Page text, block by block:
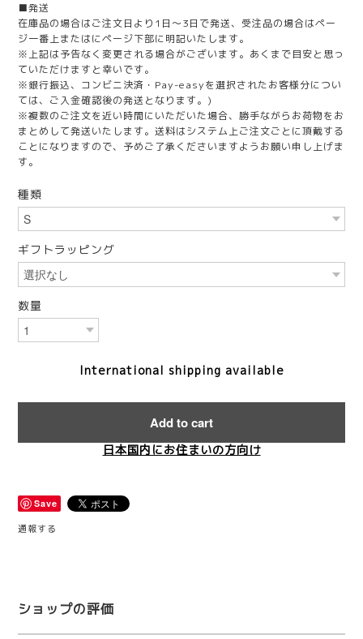
■発送
在庫品の場合はご注文日より1日～3日で発送、受注品の場合はペー
ジ一番上またはにページ下部に明記いたします。
※上記は予告なく変更される場合がございます。あくまで目安と思っ
ていただけますと幸いです。
※銀行振込、コンビニ決済・Pay-easyを選択されたお客様分につい
ては、ご入金確認後の発送となります。)
※複数のご注文を近い時間にいただいた場合、勝手ながらお荷物をお
まとめして発送いたします。送料はシステム上ご注文ごとに頂戴する
ことになりますので、予めご了承くださいますようお願い申し上げま
す。
種類
ギフトラッピング
数量
International shipping available
Add to cart
日本国内にお住まいの方向け
Save
通報する
ショップの評価